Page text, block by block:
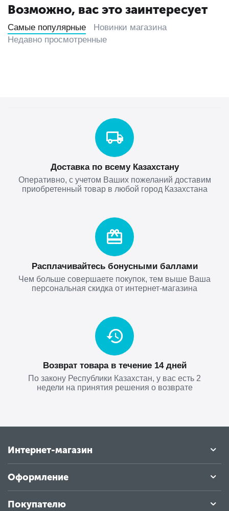
Возможно, вас это заинтересует
Самые популярные
Новинки магазина
Недавно просмотренные
Доставка по всему Казахстану
Оперативно, с учетом Ваших пожеланий доставим
приобретенный товар в любой город Казахстана
Расплачивайтесь бонусными баллами
Чем больше совершаете покупок, тем выше Ваша
персональная скидка от интернет-магазина
Возврат товара в течение 14 дней
По закону Республики Казахстан, у вас есть 2
недели на принятия решения о возврате
Интернет-магазин
Оформление
Покупателю